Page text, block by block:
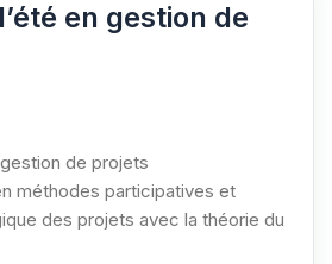
en gestion de
de projets
méthodes participatives et
des projets avec la théorie du